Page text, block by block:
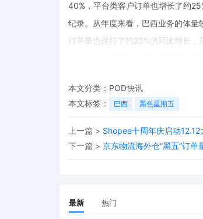
40%，平台类客户订单也增长了约
纪录。从年度来看，巴西业务的体
订单量也保持了约20%的同比增长
配、智能系统优化以及深度渗透的
本文分类： POD快讯
本文标签：
巴西 黑色星期五
上一篇 > Shopee十周年庆启动12.12
下一篇 > 京东物流海外仓“黑五”订
最新 热门